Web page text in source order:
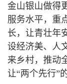
金山银山做得
服务水平，重
长，让青壮年
设经济美、人
来乡村，推动
让“两个先行”